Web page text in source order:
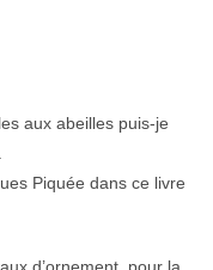
aux abeilles puis-je
Piquée dans ce livre